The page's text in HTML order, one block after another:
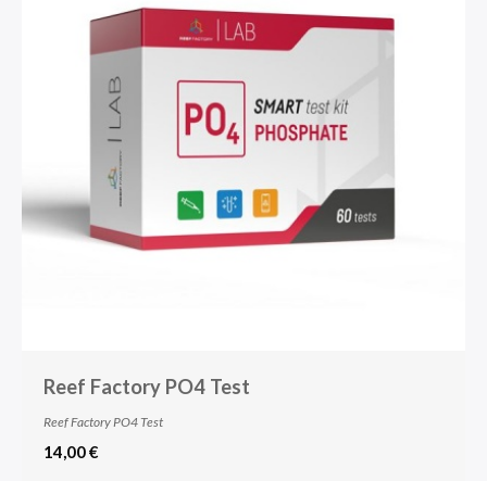
Reef Factory PO4 Test
Reef Factory PO4 Test
14,00 €